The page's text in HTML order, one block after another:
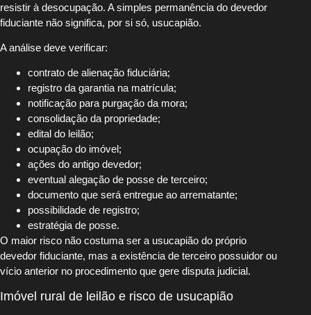
resistir à desocupação. A simples permanência do devedor
fiduciante não significa, por si só, usucapião.
A análise deve verificar:
contrato de alienação fiduciária;
registro da garantia na matrícula;
notificação para purgação da mora;
consolidação da propriedade;
edital do leilão;
ocupação do imóvel;
ações do antigo devedor;
eventual alegação de posse de terceiro;
documento que será entregue ao arrematante;
possibilidade de registro;
estratégia de posse.
O maior risco não costuma ser a usucapião do próprio
devedor fiduciante, mas a existência de terceiro possuidor ou
vício anterior no procedimento que gere disputa judicial.
Imóvel rural de leilão e risco de usucapião